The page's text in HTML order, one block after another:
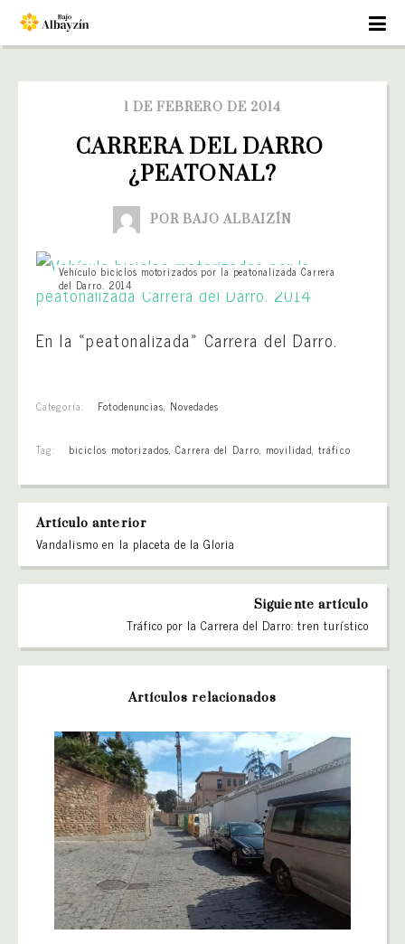
1 DE FEBRERO DE 2014
CARRERA DEL DARRO
¿PEATONAL?
POR BAJO ALBAIZÍN
Vehículo biciclos motorizados por la peatonalizada Carrera
del Darro. 2014
En la «peatonalizada» Carrera del Darro.
Categoría: Fotodenuncias, Novedades
Tag: biciclos motorizados,Carrera del Darro, movilidad,tráfico
Artículo anterior
Vandalismo en la placeta de la Gloria
Siguiente artículo
Tráfico por la Carrera del Darro: tren turístico
Artículos relacionados